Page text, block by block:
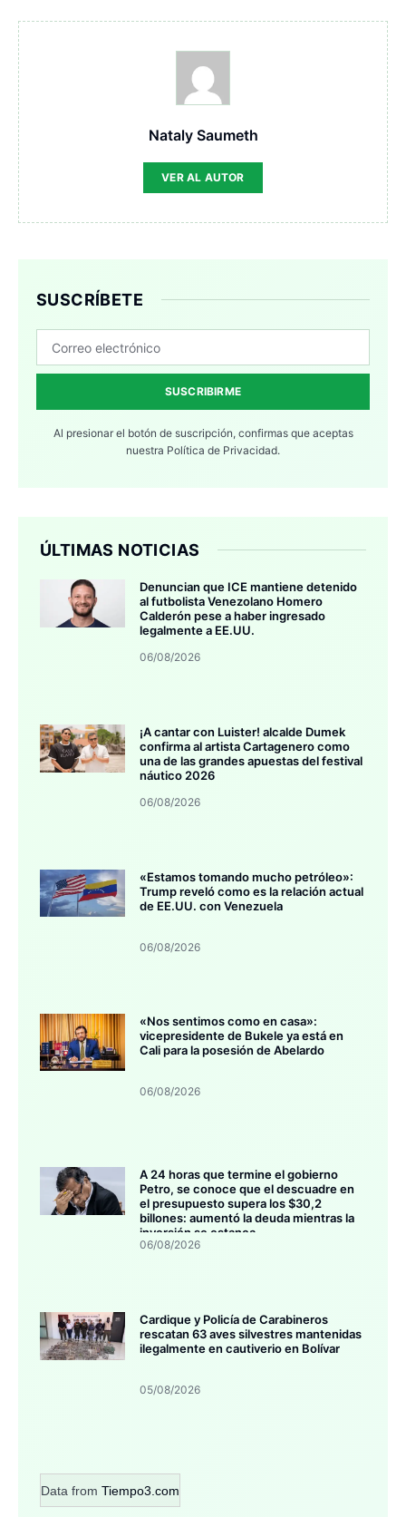
Nataly Saumeth
VER AL AUTOR
SUSCRÍBETE
SUSCRIBIRME
Al presionar el botón de suscripción, confirmas que aceptas
nuestra Política de Privacidad.
ÚLTIMAS NOTICIAS
Denuncian que ICE mantiene detenido
al futbolista Venezolano Homero
Calderón pese a haber ingresado
legalmente a EE.UU.
06/08/2026
¡A cantar con Luister! alcalde Dumek
confirma al artista Cartagenero como
una de las grandes apuestas del festival
náutico 2026
06/08/2026
«Estamos tomando mucho petróleo»:
Trump reveló como es la relación actual
de EE.UU. con Venezuela
06/08/2026
«Nos sentimos como en casa»:
vicepresidente de Bukele ya está en
Cali para la posesión de Abelardo
06/08/2026
A 24 horas que termine el gobierno
Petro, se conoce que el descuadre en
el presupuesto supera los $30,2
billones: aumentó la deuda mientras la
inversión se estanca
06/08/2026
Cardique y Policía de Carabineros
rescatan 63 aves silvestres mantenidas
ilegalmente en cautiverio en Bolívar
05/08/2026
Data from Tiempo3.com